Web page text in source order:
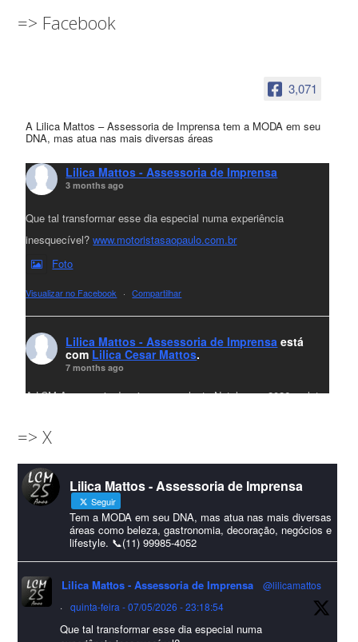
=> Facebook
3,071
A Lilica Mattos – Assessoria de Imprensa tem a MODA em seu
DNA, mas atua nas mais diversas áreas
Lilica Mattos - Assessoria de Imprensa
3 months ago
Que tal transformar esse dia especial numa experiência
inesquecível?www.motoristasaopaulo.com.br
Foto
Visualizar no Facebook · Compartilhar
Lilica Mattos - Assessoria de Imprensa está
com Lilica Cesar Mattos.
7 months ago
A LCM Assessoria deseja um excelente Natal e um 2026 repleto
amigos que sempre nos acompanham!🎄✨🥂❤️
#lcmassessoriassessoria#natal #merrychristmas #felizanonovo
#HappyNewYear
Foto
Visualizar no Facebook · Compartilhar
Lilica Mattos - Assessoria de Imprensa
9 months ago
A Abrafas - Associação Brasileira de Fibras Artificiais e
=> X
Lilica Mattos - Assessoria de Imprensa
Seguir
Tem a MODA em seu DNA, mas atua nas mais diversas
áreas como beleza, gastronomia, decoração, negócios e
lifestyle. 📞(11) 99985-4052
Lilica Mattos - Assessoria de Imprensa
@lilicamattos
·
quinta-feira - 07/05/2026 - 23:18:54
Que tal transformar esse dia especial numa